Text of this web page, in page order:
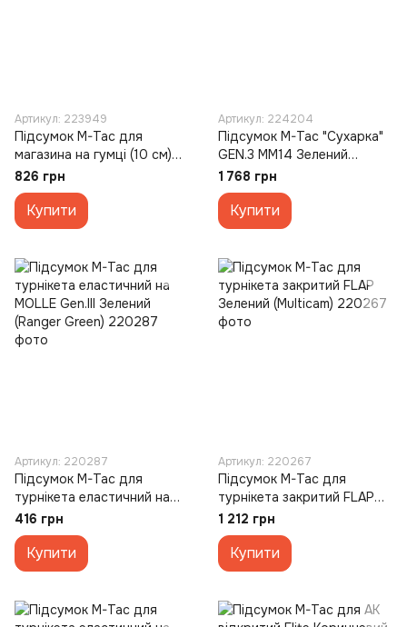
Артикул: 223949
Підсумок M-Tac для
магазина на гумці (10 см)
Laser Cut Чорний (Black)
826 грн
Купити
Артикул: 224204
Підсумок M-Tac "Сухарка"
GEN.3 MM14 Зелений
(Multicam)
1 768 грн
Купити
Артикул: 220287
Підсумок M-Tac для
турнікета еластичний на
MOLLE Gen.III Зелений
(Ranger Green)
416 грн
Купити
Артикул: 220267
Підсумок M-Tac для
турнікета закритий FLAP
Зелений (Multicam)
1 212 грн
Купити